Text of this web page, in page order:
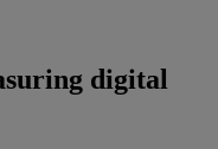
digital